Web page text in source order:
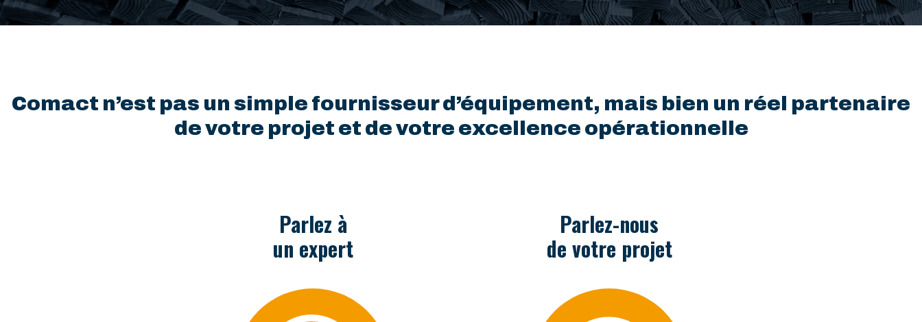
Comact n’est pas un simple fournisseur d’équipement, mais bien un réel partenaire
de votre projet et de votre excellence opérationnelle
Parlez à
un expert
Parlez-nous
de votre projet